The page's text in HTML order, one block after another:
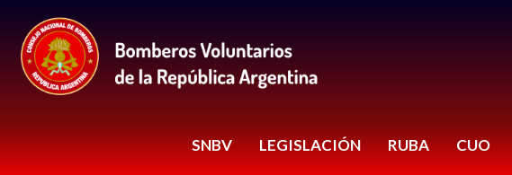
SNBV LEGISLACIÓN RUBA CUO